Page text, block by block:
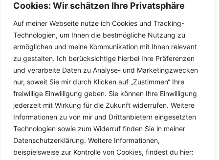
Cookies: Wir schätzen Ihre Privatsphäre
Auf meiner Webseite nutze ich Cookies und Tracking-
Technologien, um Ihnen die bestmögliche Nutzung zu
ermöglichen und meine Kommunikation mit Ihnen relevant
zu gestalten. Ich berücksichtige hierbei Ihre Präferenzen
und verarbeite Daten zu Analyse- und Marketingzwecken
nur, soweit Sie mir durch Klicken auf „Zustimmen“ Ihre
freiwillige Einwilligung geben. Sie können Ihre Einwilligung
jederzeit mit Wirkung für die Zukunft widerrufen. Weitere
Informationen zu von mir und Drittanbietern eingesetzten
Technologien sowie zum Widerruf finden Sie in meiner
Datenschutzerklärung. Weitere Informationen,
beispielsweise zur Kontrolle von Cookies, findest du hier:
gewählt
werden
der
Produktseite
werden
Gas Rapeseed Oil Benzene
Details
Dieses
Produkt
weist
mehrere
Varianten
auf.
Die
Optionen
können
auf
der
Produktseite
Copyright © 2026 Versandhandel für Fahrzeugteile, Ersatzteile
für: SMART BMW VW - Zubehör für Werkstätten.